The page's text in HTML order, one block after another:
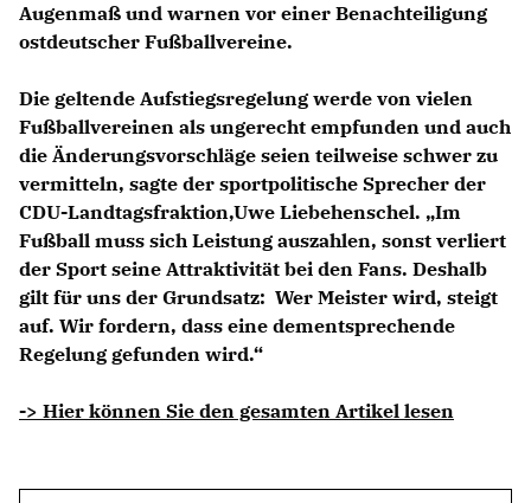
Augenmaß und warnen vor einer Benachteiligung
ostdeutscher Fußballvereine.
Die geltende Aufstiegsregelung werde von vielen
Fußballvereinen als ungerecht empfunden und auch
die Änderungsvorschläge seien teilweise schwer zu
vermitteln, sagte der sportpolitische Sprecher der
CDU-Landtagsfraktion,Uwe Liebehenschel. „Im
Fußball muss sich Leistung auszahlen, sonst verliert
der Sport seine Attraktivität bei den Fans. Deshalb
gilt für uns der Grundsatz: Wer Meister wird, steigt
auf. Wir fordern, dass eine dementsprechende
Regelung gefunden wird.“
-> Hier können Sie den gesamten Artikel lesen